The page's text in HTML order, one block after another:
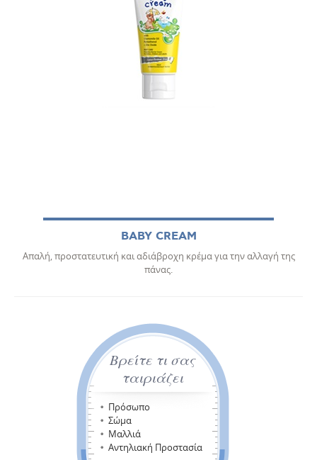
BABY CREAM
Απαλή, προστατευτική και αδιάβροχη κρέμα για την αλλαγή της
πάνας.
Βρείτε τι σας
ταιριάζει
Πρόσωπο
Σώμα
Μαλλιά
Αντηλιακή Προστασία